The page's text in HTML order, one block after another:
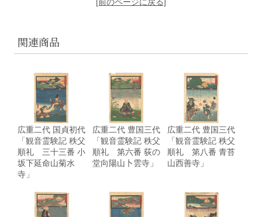
関連商品
広重二代 国貞初代
「観音霊験記 秩父
順礼 三十三番 小
坂下延命山菊水
寺」
広重二代 豊国三代
「観音霊験記 秩父
順礼 第六番 荻の
堂向陽山卜雲寺」
広重二代 豊国三代
「観音霊験記 秩父
順礼 第八番 青苔
山西善寺」